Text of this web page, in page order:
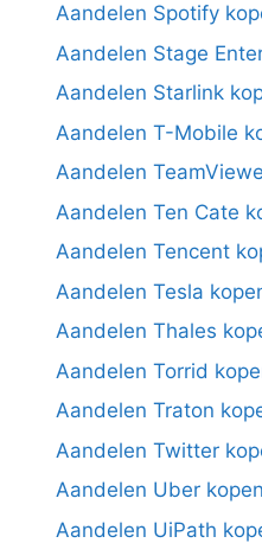
Aandelen Spotify
Aandelen Stage
Aandelen Starlink
Aandelen T-Mobile
Aandelen
Aandelen Ten Cate
Aandelen Tencent
Aandelen Tesla
Aandelen Thales
Aandelen Torrid
Aandelen Traton
Aandelen Twitter
Aandelen Uber kopen
Aandelen UiPath